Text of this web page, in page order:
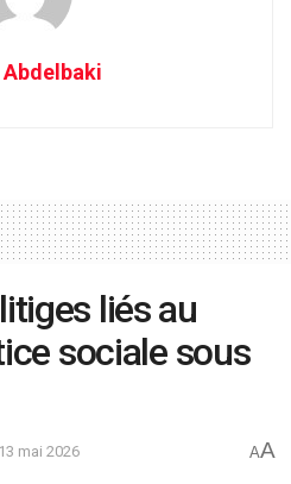
Abdelbaki
liés au
sociale sous
13 mai 2026 AA